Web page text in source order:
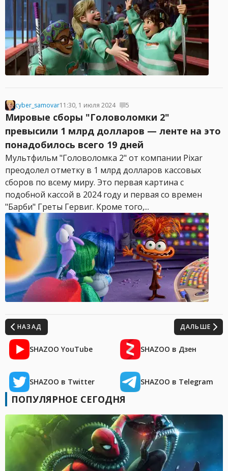
cyber_samovar11:30, 1 июля 2024 5
Мировые сборы "Головоломки 2"
превысили 1 млрд долларов — ленте на это
понадобилось всего 19 дней
Мультфильм "Головоломка 2" от компании Pixar
преодолел отметку в 1 млрд долларов кассовых
сборов по всему миру. Это первая картина с
подобной кассой в 2024 году и первая со времен
"Барби" Греты Гервиг. Кроме того,...
НАЗАД ДАЛЬШЕ
SHAZOO YouTube SHAZOO в Дзен
SHAZOO в Twitter SHAZOO в Telegram
ПОПУЛЯРНОЕ СЕГОДНЯ